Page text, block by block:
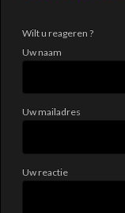
Wilt u reageren ?
Uw naam
Uw mailadres
Uw reactie